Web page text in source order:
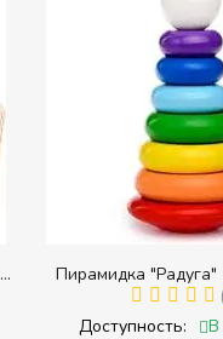
Пирамидка "Радуга"
(Пирамидка
Доступность: В